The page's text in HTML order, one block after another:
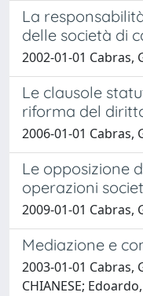
La
delle società di
2002-01-01 Cabras,
Le clausole
riforma del
2006-01-01 Cabras,
Le opposizione
operazioni
2009-01-01 Cabras,
Mediazione e
2003-01-01 Cabras,
CHIANESE;